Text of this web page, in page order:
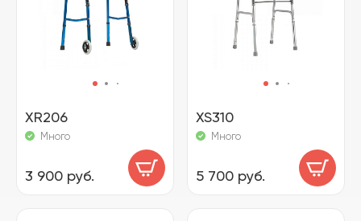
XR206
Много
3 900 руб.
XS310
Много
5 700 руб.